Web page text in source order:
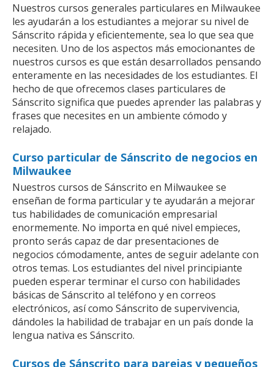
Nuestros cursos generales particulares en Milwaukee
les ayudarán a los estudiantes a mejorar su nivel de
Sánscrito rápida y eficientemente, sea lo que sea que
necesiten. Uno de los aspectos más emocionantes de
nuestros cursos es que están desarrollados pensando
enteramente en las necesidades de los estudiantes. El
hecho de que ofrecemos clases particulares de
Sánscrito significa que puedes aprender las palabras y
frases que necesites en un ambiente cómodo y
relajado.
Curso particular de Sánscrito de negocios en
Milwaukee
Nuestros cursos de Sánscrito en Milwaukee se
enseñan de forma particular y te ayudarán a mejorar
tus habilidades de comunicación empresarial
enormemente. No importa en qué nivel empieces,
pronto serás capaz de dar presentaciones de
negocios cómodamente, antes de seguir adelante con
otros temas. Los estudiantes del nivel principiante
pueden esperar terminar el curso con habilidades
básicas de Sánscrito al teléfono y en correos
electrónicos, así como Sánscrito de supervivencia,
dándoles la habilidad de trabajar en un país donde la
lengua nativa es Sánscrito.
Cursos de Sánscrito para parejas y pequeños